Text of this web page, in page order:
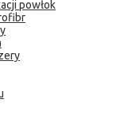
powłok